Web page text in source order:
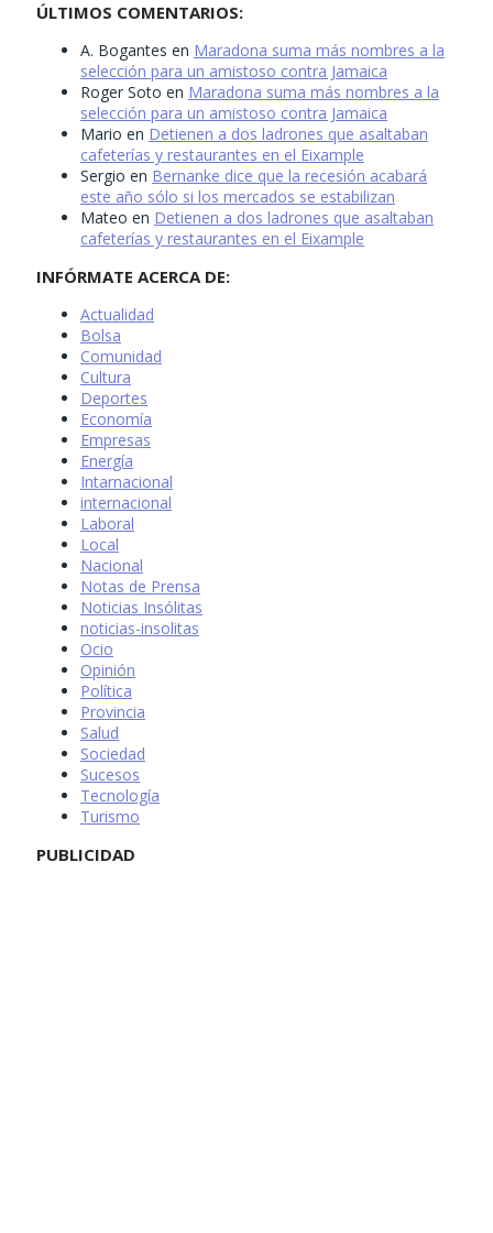
ÚLTIMOS COMENTARIOS:
A. Bogantes en Maradona suma más nombres a la
selección para un amistoso contra Jamaica
Roger Soto en Maradona suma más nombres a la
selección para un amistoso contra Jamaica
Mario en Detienen a dos ladrones que asaltaban
cafeterías y restaurantes en el Eixample
Sergio en Bernanke dice que la recesión acabará
este año sólo si los mercados se estabilizan
Mateo en Detienen a dos ladrones que asaltaban
cafeterías y restaurantes en el Eixample
INFÓRMATE ACERCA DE:
Actualidad
Bolsa
Comunidad
Cultura
Deportes
Economía
Empresas
Energía
Intarnacional
internacional
Laboral
Local
Nacional
Notas de Prensa
Noticias Insólitas
noticias-insolitas
Ocio
Opinión
Política
Provincia
Salud
Sociedad
Sucesos
Tecnología
Turismo
PUBLICIDAD